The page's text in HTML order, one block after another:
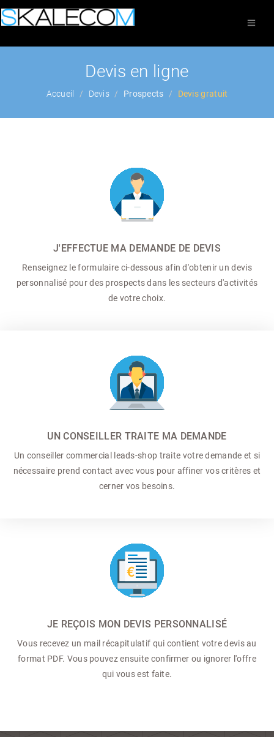
Devis en ligne
Accueil Devis Prospects Devis gratuit
J'EFFECTUE MA DEMANDE DE DEVIS
Renseignez le formulaire ci-dessous afin d'obtenir un devis
personnalisé pour des prospects dans les secteurs d'activités
de votre choix.
UN CONSEILLER TRAITE MA DEMANDE
Un conseiller commercial
leads-shop traite votre demande et si
nécessaire prend contact avec vous pour affiner vos critères et
cerner vos besoins.
JE REÇOIS MON DEVIS PERSONNALISÉ
Vous recevez un mail récapitulatif qui contient votre devis au
format PDF. Vous pouvez ensuite confirmer ou ignorer l'offre
qui vous est faite.